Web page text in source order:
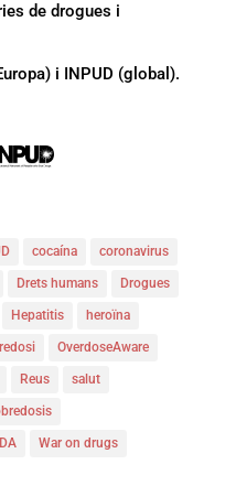
de drogues i
i INPUD (global).
cocaína coronavirus
Drets humans Drogues
Hepatitis heroïna
OverdoseAware
Reus salut
War on drugs